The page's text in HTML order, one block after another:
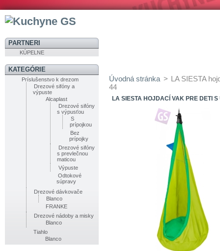
PARTNERI
KÚPELNE
KATEGÓRIE
Príslušenstvo k drezom
Drezové sifóny a
výpuste
Alcaplast
Drezové sifóny
s výpusťou
S
prípojkou
Bez
prípojky
Drezové sifóny
s prevlečnou
maticou
Výpuste
Odtokové
súpravy
Drezové dávkovače
Blanco
FRANKE
Drezové nádoby a misky
Blanco
Tiahlo
Blanco
Úvodná stránka > LA SIESTA
44
LA SIESTA HOJDACÍ VAK PRE DETI